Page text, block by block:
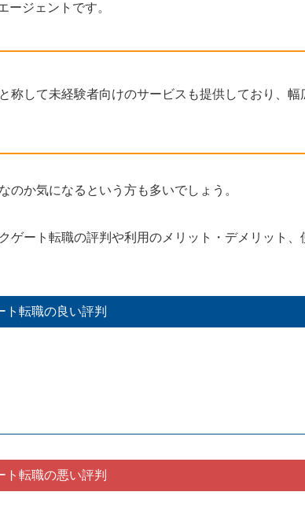
ージェントです。
称して未経験者向けのサービスも提供しており、幅
のか気になるという方も多いでしょう。
ゲート転職の評判や利用のメリット・デメリット、
ト転職の良い評判
ト転職の悪い評判